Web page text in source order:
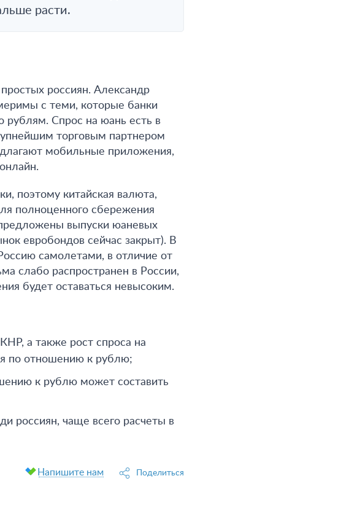
расти.
россиян. Александр
с теми, которые банки
рублям. Спрос на юань есть в
торговым партнером
мобильные приложения,
поэтому китайская валюта,
полноценного сбережения
выпуски юаневых
евробондов сейчас закрыт). В
самолетами, в отличие от
слабо распространен в России,
будет оставаться невысоким.
а также рост спроса на
по отношению к рублю;
к рублю может составить
россиян, чаще всего расчеты в
Напишите нам Поделиться